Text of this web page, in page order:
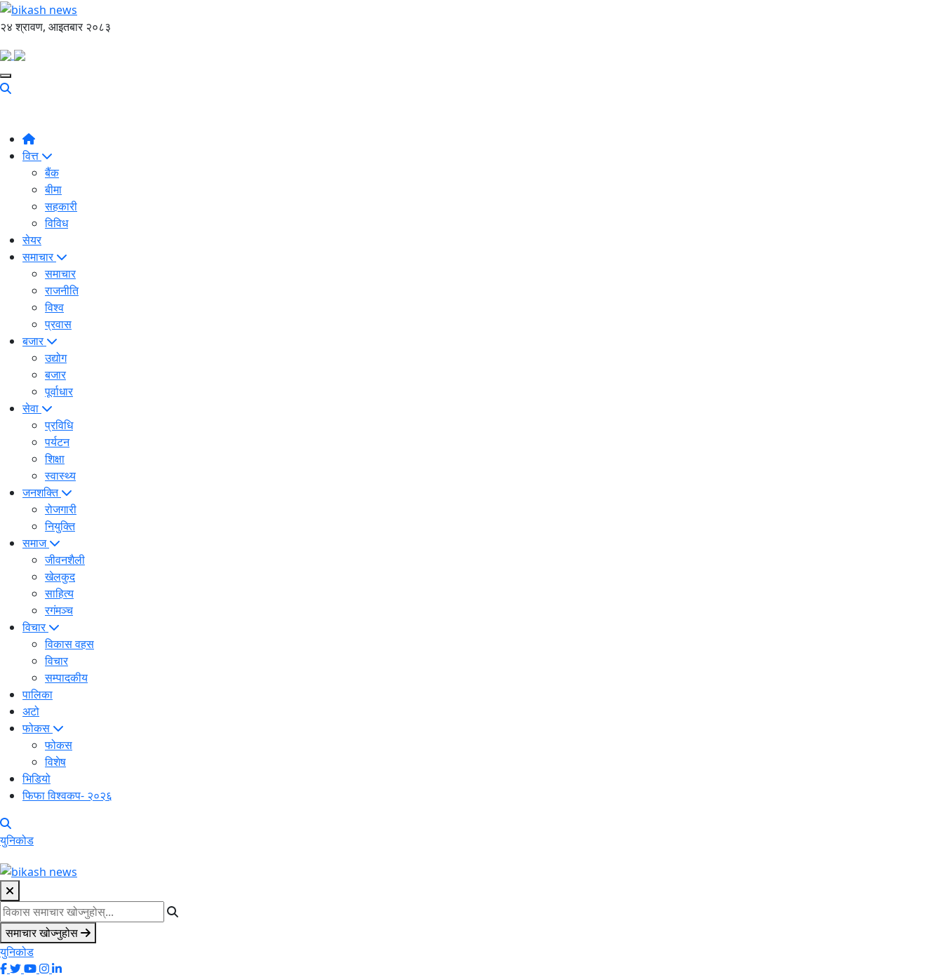
२४ श्रावण, आइतबार २०८३
वित्त
बैंक
बीमा
सहकारी
विविध
सेयर
समाचार
समाचार
राजनीति
विश्व
प्रवास
बजार
उद्योग
बजार
पूर्वाधार
सेवा
प्रविधि
पर्यटन
शिक्षा
स्वास्थ्य
जनशक्ति
रोजगारी
नियुक्ति
समाज
जीवनशैली
खेलकुद
साहित्य
रगंमञ्च
विचार
विकास वहस
विचार
सम्पादकीय
पालिका
अटो
फोकस
फोकस
विशेष
भिडियो
फिफा विश्वकप- २०२६
युनिकोड
समाचार खोज्नुहोस
युनिकोड